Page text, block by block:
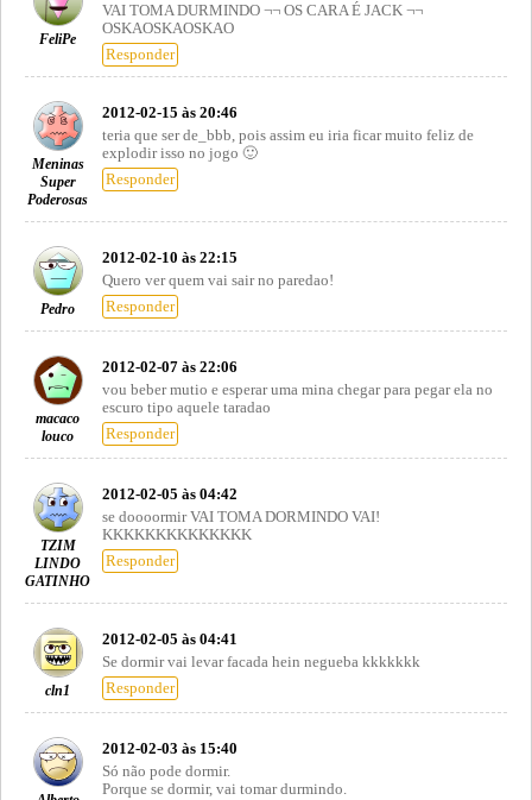
FeliPe
VAI TOMA DURMINDO ¬¬ OS CARA É JACK ¬¬
OSKAOSKAOSKAO
Responder
Meninas
Super
Poderosas
2012-02-15 às 20:46
teria que ser de_bbb, pois assim eu iria ficar muito feliz de
explodir isso no jogo 🙂
Responder
Pedro
2012-02-10 às 22:15
Quero ver quem vai sair no paredao!
Responder
macaco
louco
2012-02-07 às 22:06
vou beber mutio e esperar uma mina chegar para pegar ela no
escuro tipo aquele taradao
Responder
TZIM
LINDO
GATINHO
2012-02-05 às 04:42
se doooormir VAI TOMA DORMINDO VAI!
KKKKKKKKKKKKKK
Responder
cln1
2012-02-05 às 04:41
Se dormir vai levar facada hein negueba kkkkkkk
Responder
2012-02-03 às 15:40
Só não pode dormir.
Porque se dormir, vai tomar durmindo.